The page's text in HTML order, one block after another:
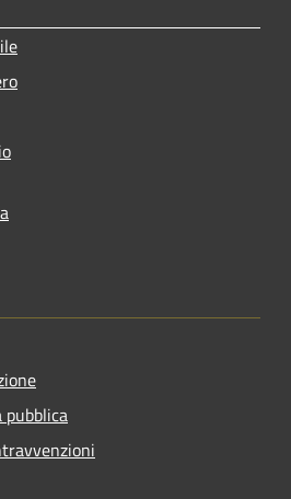
pubblica